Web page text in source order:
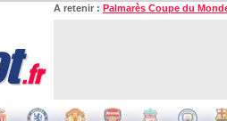
A retenir : Palmarès Coupe du